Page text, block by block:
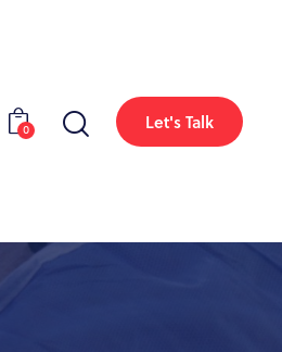
0 Let's Talk